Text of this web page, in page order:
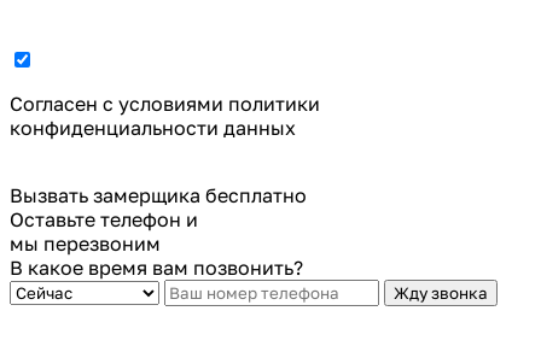
Cогласен с условиями политики
конфиденциальности данных
Вызвать замерщика бесплатно
Оставьте телефон и
мы перезвоним
В какое время вам позвонить?
Жду звонка